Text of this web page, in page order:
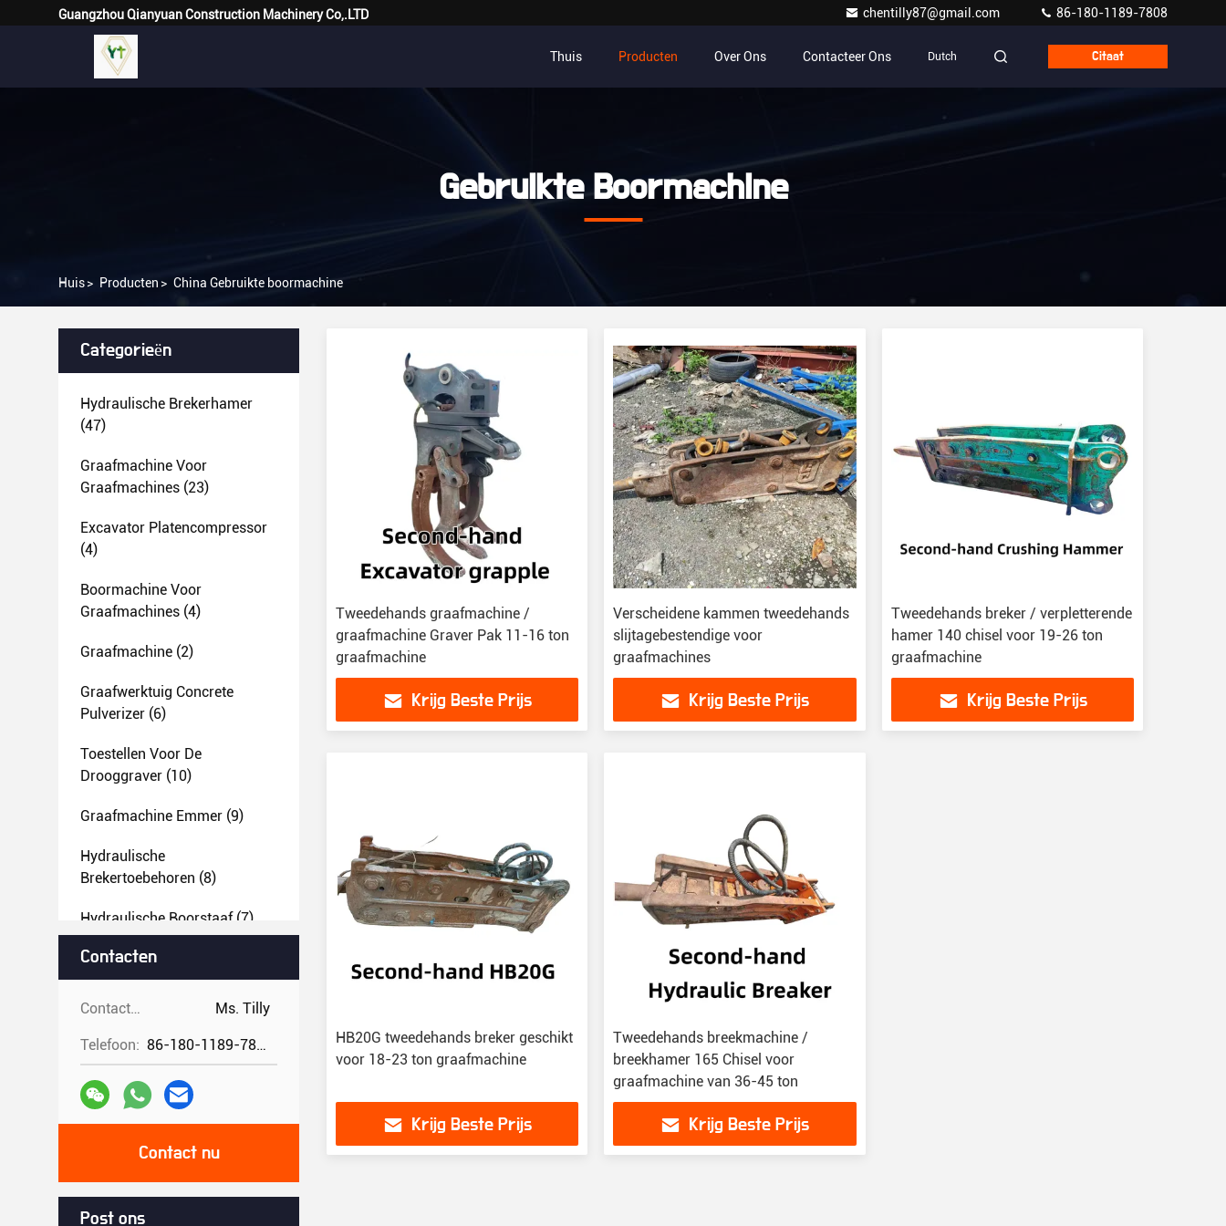
Guangzhou Qianyuan Construction Machinery Co,.LTD chentilly87@gmail.com 86-180-1189-7808
Thuis Producten Over Ons Contacteer Ons Dutch Citaat
Gebruikte Boormachine
Huis> Producten > China Gebruikte boormachine
Categorieën
Hydraulische Brekerhamer
(47)
Graafmachine Voor
Graafmachines (23)
Excavator Platencompressor
(4)
Boormachine Voor
Graafmachines (4)
Graafmachine (2)
Graafwerktuig Concrete
Pulverizer (6)
Toestellen Voor De
Drooggraver (10)
Graafmachine Emmer (9)
Hydraulische
Brekertoebehoren (8)
Hydraulische Boorstaaf(7)
Hydraulische
Breakerpijpleiding En
Toebehoren
Snelle Aansluitingen En
Toebehoren Voor
Graafmachines(108)
Andere Boormachine-
Aanhangsels(8)
Gebruikte Boormachine(5)
Contacten
Contacten: Ms. Tilly
Telefoon: 86-180-1189-7808
Contact nu
Post ons
Tweedehands graafmachine /
graafmachine Graver Pak 11-16 ton
graafmachine
Krijg Beste Prijs
Verscheidene kammen tweedehands
slijtagebestendige voor
graafmachines
Krijg Beste Prijs
Tweedehands breker / verpletterende
hamer 140 chisel voor 19-26 ton
graafmachine
Krijg Beste Prijs
HB20G tweedehands breker geschikt
voor 18-23 ton graafmachine
Krijg Beste Prijs
Tweedehands breekmachine /
breekhamer 165 Chisel voor
graafmachine van 36-45 ton
Krijg Beste Prijs